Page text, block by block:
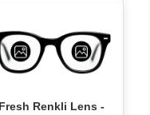
Fresh Renkli Lens -